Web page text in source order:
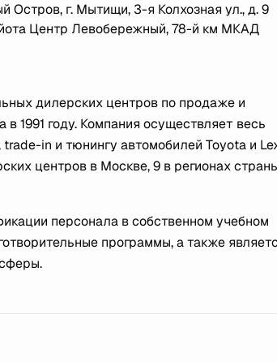
г. Мытищи, 3-я Колхозная ул., д. 9
Центр Левобережный, 78-й км МКАД
дилерских центров по продаже и
1991 году. Компания осуществляет весь
in и тюнингу автомобилей Toyota и
центров в Москве, 9 в регионах
персонала в собственном учебном
программы, а также